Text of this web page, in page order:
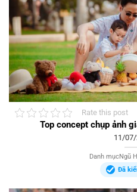
Rate this post
Top concept chụp ảnh
11/
Danh mụcNgũ
Đã